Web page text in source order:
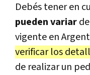
Debés tener en
pueden variar
vigente en
verificar los
de realizar un